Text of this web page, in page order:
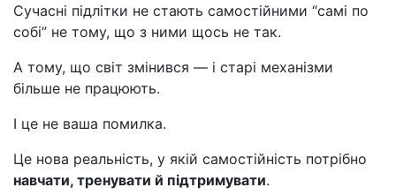
Сучасні підлітки не стають самостійними “самі по
собі” не тому, що з ними щось не так.
А тому, що світ змінився — і старі механізми
більше не працюють.
І це не ваша помилка.
Це нова реальність, у якій самостійність потрібно
навчати, тренувати й підтримувати.